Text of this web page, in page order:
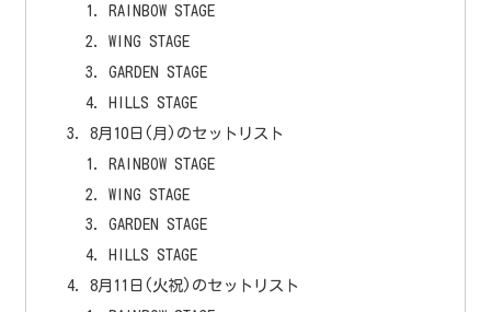
RAINBOW STAGE
WING STAGE
GARDEN STAGE
HILLS STAGE
8月10日(月)のセットリスト
RAINBOW STAGE
WING STAGE
GARDEN STAGE
HILLS STAGE
8月11日(火祝)のセットリスト